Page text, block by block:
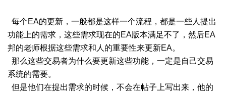
每个EA的更新，一般都是这样一个流程，都是一些人提出
功能上的需求，这些需求现在的EA版本满足不了，然后EA
邦的老师根据这些需求和人的重要性来更新EA。
那么这些交易者为什么要更新这些功能，一定是自己交易
系统的需要。
但是他们在提出需求的时候，不会在帖子上写出来，他的